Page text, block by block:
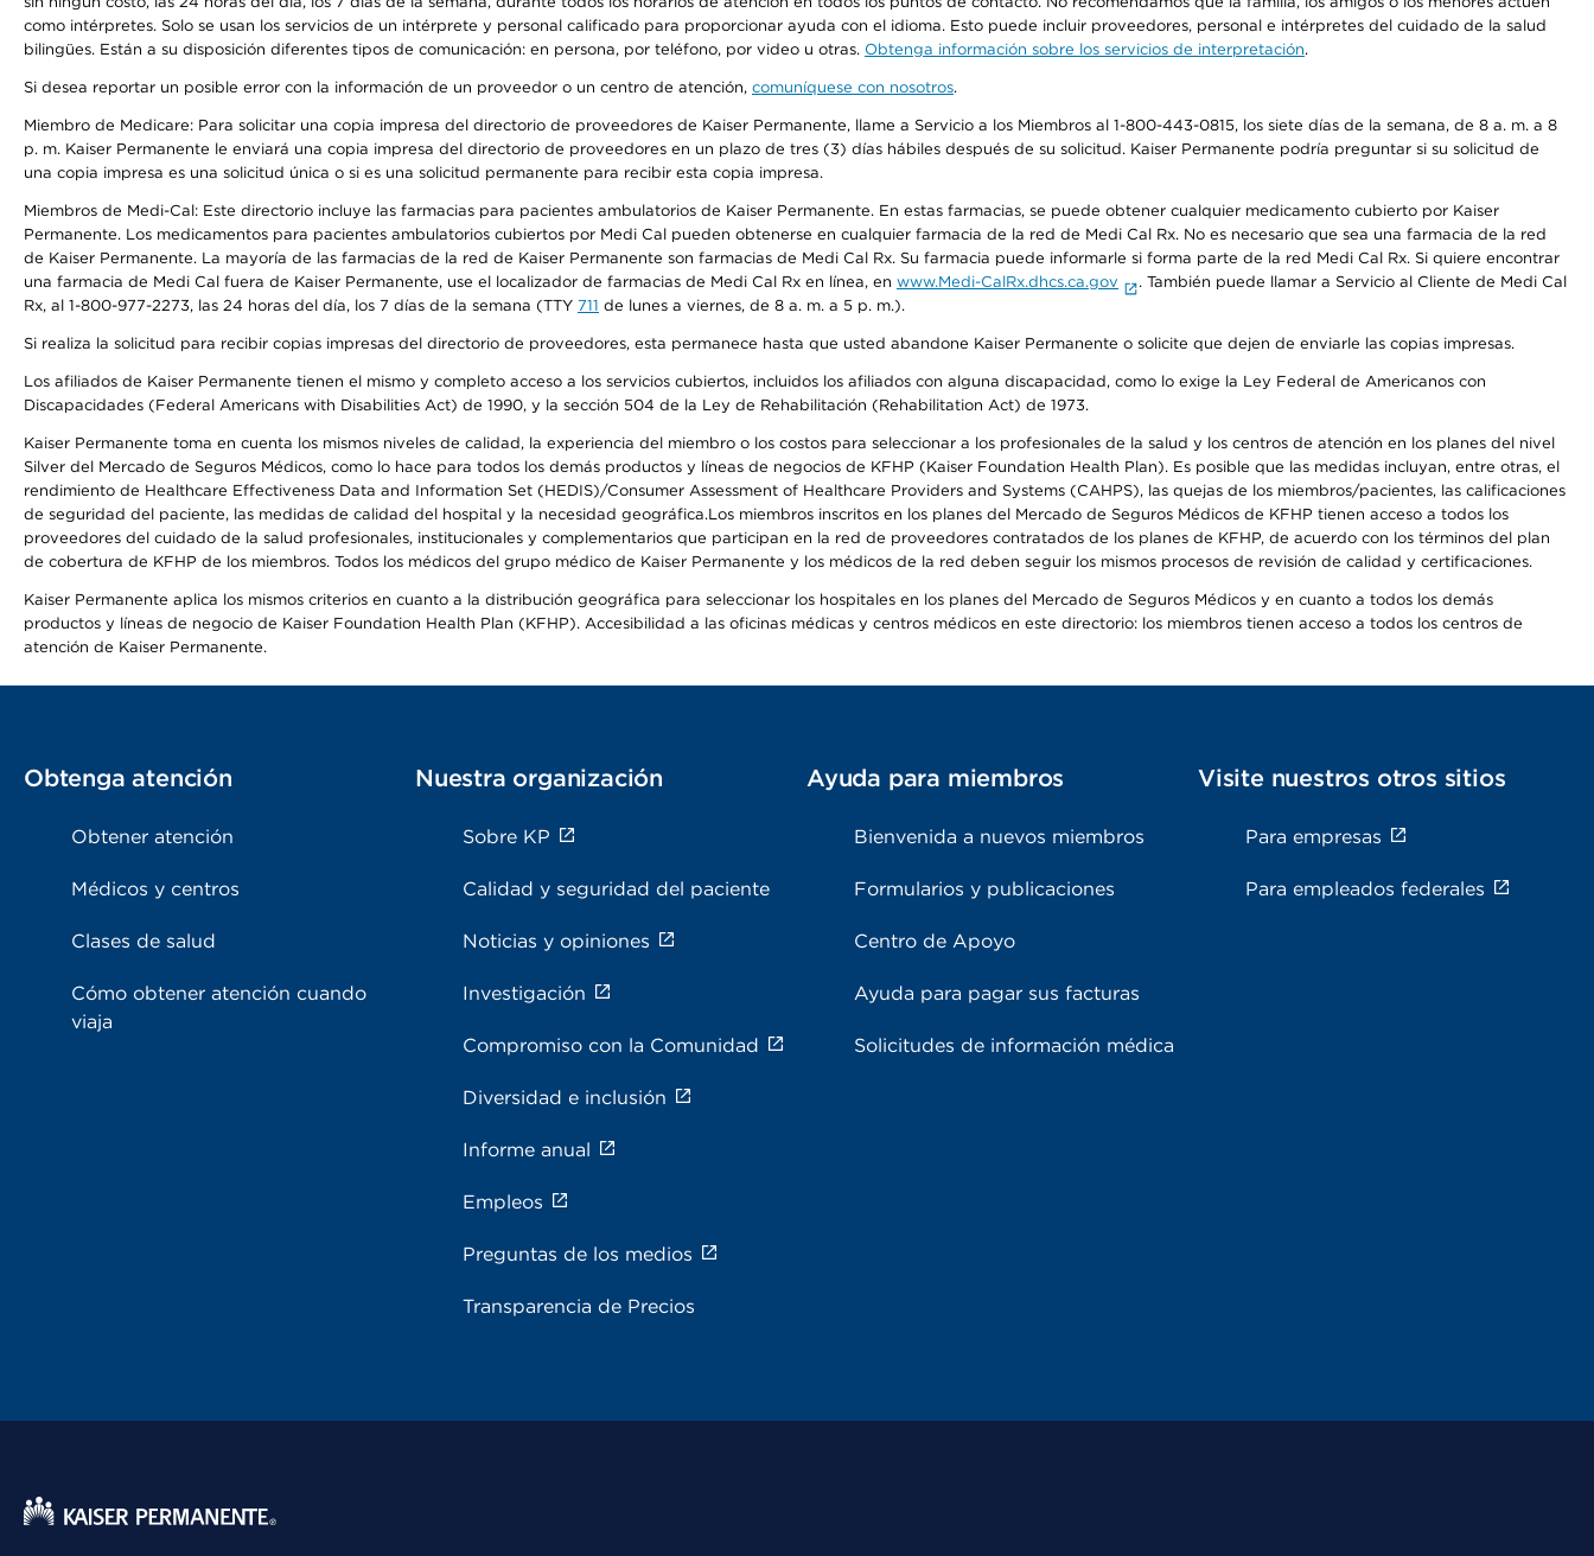
como intérpretes. Solo se usan los servicios de un intérprete y personal calificado para proporcionar ayuda con el idioma. Esto puede incluir proveedores, personal e intérpretes del cuidado de la salud
bilingües. Están a su disposición diferentes tipos de comunicación: en persona, por teléfono, por video u otras. Obtenga información sobre los servicios de interpretación.
Si desea reportar un posible error con la información de un proveedor o un centro de atención, comuníquese con nosotros.
Miembro de Medicare: Para solicitar una copia impresa del directorio de proveedores de Kaiser Permanente, llame a Servicio a los Miembros al 1-800-443-0815, los siete días de la semana, de 8 a. m. a 8
p. m. Kaiser Permanente le enviará una copia impresa del directorio de proveedores en un plazo de tres (3) días hábiles después de su solicitud. Kaiser Permanente podría preguntar si su solicitud de
una copia impresa es una solicitud única o si es una solicitud permanente para recibir esta copia impresa.
Miembros de Medi-Cal: Este directorio incluye las farmacias para pacientes ambulatorios de Kaiser Permanente. En estas farmacias, se puede obtener cualquier medicamento cubierto por Kaiser
Permanente. Los medicamentos para pacientes ambulatorios cubiertos por Medi Cal pueden obtenerse en cualquier farmacia de la red de Medi Cal Rx. No es necesario que sea una farmacia de la red
de Kaiser Permanente. La mayoría de las farmacias de la red de Kaiser Permanente son farmacias de Medi Cal Rx. Su farmacia puede informarle si forma parte de la red Medi Cal Rx. Si quiere encontrar
una farmacia de Medi Cal fuera de Kaiser Permanente, use el localizador de farmacias de Medi Cal Rx en línea, en www.Medi-CalRx.dhcs.ca.gov
. También puede llamar a Servicio al Cliente de Medi Cal
Rx, al 1-800-977-2273, las 24 horas del día, los 7 días de la semana (TTY 711 de lunes a viernes, de 8 a. m. a 5 p. m.).
Si realiza la solicitud para recibir copias impresas del directorio de proveedores, esta permanece hasta que usted abandone Kaiser Permanente o solicite que dejen de enviarle las copias impresas.
Los afiliados de Kaiser Permanente tienen el mismo y completo acceso a los servicios cubiertos, incluidos los afiliados con alguna discapacidad, como lo exige la Ley Federal de Americanos con
Discapacidades (Federal Americans with Disabilities Act) de 1990, y la sección 504 de la Ley de Rehabilitación (Rehabilitation Act) de 1973.
Kaiser Permanente toma en cuenta los mismos niveles de calidad, la experiencia del miembro o los costos para seleccionar a los profesionales de la salud y los centros de atención en los planes del nivel
Silver del Mercado de Seguros Médicos, como lo hace para todos los demás productos y líneas de negocios de KFHP (Kaiser Foundation Health Plan). Es posible que las medidas incluyan, entre otras, el
rendimiento de Healthcare Effectiveness Data and Information Set (HEDIS)/Consumer Assessment of Healthcare Providers and Systems (CAHPS), las quejas de los miembros/pacientes, las calificaciones
de seguridad del paciente, las medidas de calidad del hospital y la necesidad geográfica.Los miembros inscritos en los planes del Mercado de Seguros Médicos de KFHP tienen acceso a todos los
proveedores del cuidado de la salud profesionales, institucionales y complementarios que participan en la red de proveedores contratados de los planes de KFHP, de acuerdo con los términos del plan
de cobertura de KFHP de los miembros. Todos los médicos del grupo médico de Kaiser Permanente y los médicos de la red deben seguir los mismos procesos de revisión de calidad y certificaciones.
Kaiser Permanente aplica los mismos criterios en cuanto a la distribución geográfica para seleccionar los hospitales en los planes del Mercado de Seguros Médicos y en cuanto a todos los demás
productos y líneas de negocio de Kaiser Foundation Health Plan (KFHP). Accesibilidad a las oficinas médicas y centros médicos en este directorio: los miembros tienen acceso a todos los centros de
atención de Kaiser Permanente.
Obtenga atención
Obtener atención
Médicos y centros
Clases de salud
Cómo obtener atención cuando
viaja
Nuestra organización
Sobre KP
Calidad y seguridad del paciente
Noticias y opiniones
Investigación
Compromiso con la Comunidad
Diversidad e inclusión
Informe anual
Empleos
Preguntas de los medios
Transparencia de Precios
Ayuda para miembros
Bienvenida a nuevos miembros
Formularios y publicaciones
Centro de Apoyo
Ayuda para pagar sus facturas
Solicitudes de información médica
Visite nuestros otros sitios
Para empresas
Para empleados federales